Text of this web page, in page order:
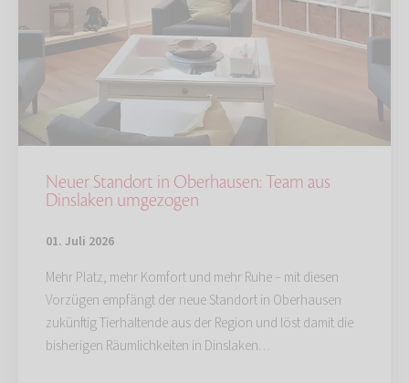
Neuer Standort in Oberhausen: Team aus
Dinslaken umgezogen
01. Juli 2026
Mehr Platz, mehr Komfort und mehr Ruhe – mit diesen
Vorzügen empfängt der neue Standort in Oberhausen
zukünftig Tierhaltende aus der Region und löst damit die
bisherigen Räumlichkeiten in Dinslaken…